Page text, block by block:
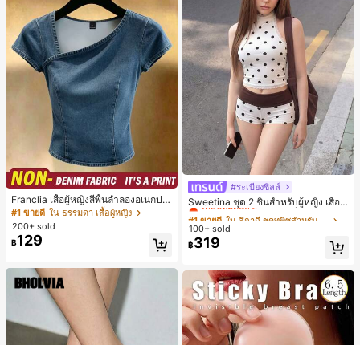
Franclia เสื้อผู้หญิงสีพื้นลำลองอเนกปร
ะสงค์สำหรับใส่ประจำวัน
#1 ขายดี ใน ธรรมดา เสื้อผู้หญิง
200+ sold
฿129
#ระเบียงชิลล์
Sweetina ชุด 2 ชิ้นสำหรับผู้หญิง เสื้อก
ล้ามเข้ารูปพิมพ์ลายจุดสีบล็อกหลังเปิด
และกางเกงขาสั้นเอวพับ
#1 ขายดี
เกือบหมดแล้ว!
#1 ขายดี
เกือบหมดแล้ว!
#1 ขายดี
เกือบหมดแล้ว!
#1 ขายดี
100+ sold
฿319